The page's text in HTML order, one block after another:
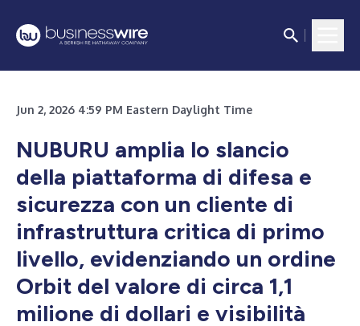
Jun 2, 2026 4:59 PM Eastern Daylight Time
NUBURU amplia lo slancio
della piattaforma di difesa e
sicurezza con un cliente di
infrastruttura critica di primo
livello, evidenziando un ordine
Orbit del valore di circa 1,1
milione di dollari e visibilità